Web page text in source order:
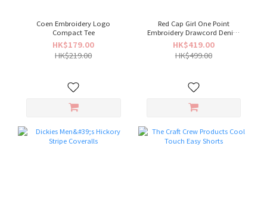
Coen Embroidery Logo
Compact Tee
HK$179.00
HK$219.00
Red Cap Girl One Point
Embroidery Drawcord Denim
Pants
HK$419.00
HK$499.00